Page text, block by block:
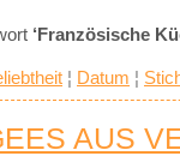
‘Französische
¦ Datum ¦
AUS